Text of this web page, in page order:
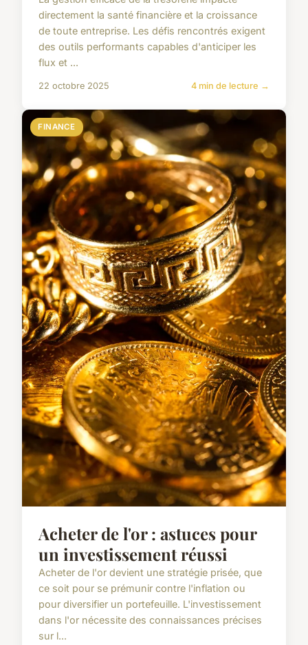
directement la santé financière et la croissance
de toute entreprise. Les défis rencontrés exigent
des outils performants capables d'anticiper les
flux et ...
22 octobre 2025 4 min de lecture →
FINANCE
Acheter de l'or : astuces pour
un investissement réussi
Acheter de l'or devient une stratégie prisée, que
ce soit pour se prémunir contre l'inflation ou
pour diversifier un portefeuille. L'investissement
dans l'or nécessite des connaissances précises
sur l...